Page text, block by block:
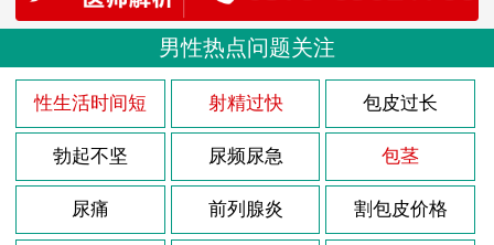
男性热点问题关注
性生活时间短 射精过快 包皮过长
勃起不坚 尿频尿急 包茎
尿痛 前列腺炎 割包皮价格